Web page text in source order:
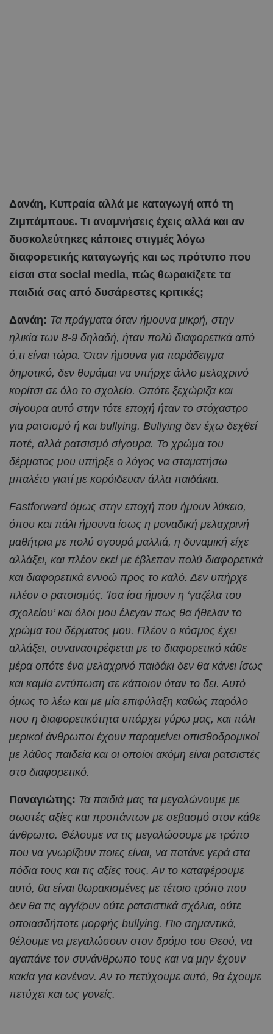
Δανάη, Κυπραία αλλά με καταγωγή από τη
Ζιμπάμπουε. Τι αναμνήσεις έχεις αλλά και αν
δυσκολεύτηκες κάποιες στιγμές λόγω
διαφορετικής καταγωγής και ως πρότυπο που
είσαι στα social media, πώς θωρακίζετε τα
παιδιά σας από δυσάρεστες κριτικές;
Δανάη: Τα πράγματα όταν ήμουνα μικρή, στην
ηλικία των 8-9 δηλαδή, ήταν πολύ διαφορετικά από
ό,τι είναι τώρα. Όταν ήμουνα για παράδειγμα
δημοτικό, δεν θυμάμαι να υπήρχε άλλο μελαχρινό
κορίτσι σε όλο το σχολείο. Οπότε ξεχώριζα και
σίγουρα αυτό στην τότε εποχή ήταν το στόχαστρο
για ρατσισμό ή και bullying. Bullying δεν έχω δεχθεί
ποτέ, αλλά ρατσισμό σίγουρα. Το χρώμα του
δέρματος μου υπήρξε ο λόγος να σταματήσω
μπαλέτο γιατί με κορόιδευαν άλλα παιδάκια.
Fastforward όμως στην εποχή που ήμουν λύκειο,
όπου και πάλι ήμουνα ίσως η μοναδική μελαχρινή
μαθήτρια με πολύ σγουρά μαλλιά, η δυναμική είχε
αλλάξει, και πλέον εκεί με έβλεπαν πολύ διαφορετικά
και διαφορετικά εννοώ προς το καλό. Δεν υπήρχε
πλέον ο ρατσισμός. Ίσα ίσα ήμουν η ‘γαζέλα του
σχολείου’ και όλοι μου έλεγαν πως θα ήθελαν το
χρώμα του δέρματος μου. Πλέον ο κόσμος έχει
αλλάξει, συναναστρέφεται με το διαφορετικό κάθε
μέρα οπότε ένα μελαχρινό παιδάκι δεν θα κάνει ίσως
και καμία εντύπωση σε κάποιον όταν το δει. Αυτό
όμως το λέω και με μία επιφύλαξη καθώς παρόλο
που η διαφορετικότητα υπάρχει γύρω μας, και πάλι
μερικοί άνθρωποι έχουν παραμείνει οπισθοδρομικοί
με λάθος παιδεία και οι οποίοι ακόμη είναι ρατσιστές
στο διαφορετικό.
Παναγιώτης: Τα παιδιά μας τα μεγαλώνουμε με
σωστές αξίες και προπάντων με σεβασμό στον κάθε
άνθρωπο. Θέλουμε να τις μεγαλώσουμε με τρόπο
που να γνωρίζουν ποιες είναι, να πατάνε γερά στα
πόδια τους και τις αξίες τους. Αν το καταφέρουμε
αυτό, θα είναι θωρακισμένες με τέτοιο τρόπο που
δεν θα τις αγγίζουν ούτε ρατσιστικά σχόλια, ούτε
οποιασδήποτε μορφής bullying. Πιο σημαντικά,
θέλουμε να μεγαλώσουν στον δρόμο του Θεού, να
αγαπάνε τον συνάνθρωπο τους και να μην έχουν
κακία για κανέναν. Αν το πετύχουμε αυτό, θα έχουμε
πετύχει και ως γονείς.